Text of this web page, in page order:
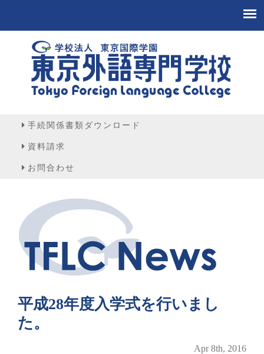
手続関係書類ダウンロード
資料請求
お問合わせ
平成28年度入学式を行いまし
た。
Apr 8th, 2016